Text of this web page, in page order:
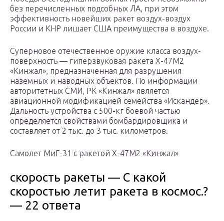
без перечисленных подсобных ЛА, при этом
эффективность новейших ракет воздух-воздух
России и КНР лишает США преимущества в воздухе.
Суперновое отечественное оружие класса воздух-
поверхность — гиперзвуковая ракета Х-47М2
«Кинжал», предназначенная для разрушения
наземных и наводных объектов. По информации
авторитетных СМИ, РК «Кинжал» является
авиационной модификацией семейства «Искандер».
Дальность устройства с 500-кг боевой частью
определяется свойствами бомбардировщика и
составляет от 2 тыс. до 3 тыс. километров.
Самолет МиГ-31 с ракетой Х-47М2 «Кинжал»
скорость ракеты — С какой
скоростью летит ракета в космос.?
— 22 ответа